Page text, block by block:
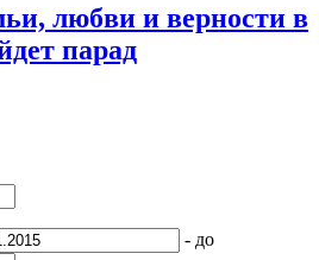
любви и верности в
парад
- до